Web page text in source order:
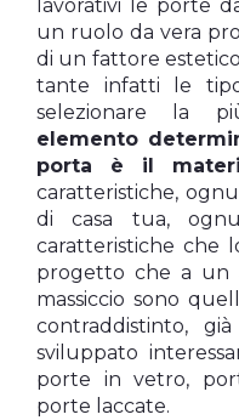
lavorativi le porte
un ruolo da vera
di un fattore
tante infatti le
selezionare la
elemento
porta è il
caratteristiche,
di casa tua,
caratteristiche che
progetto che a un
massiccio sono
contraddistinto,
sviluppato
porte in vetro,
porte laccate.